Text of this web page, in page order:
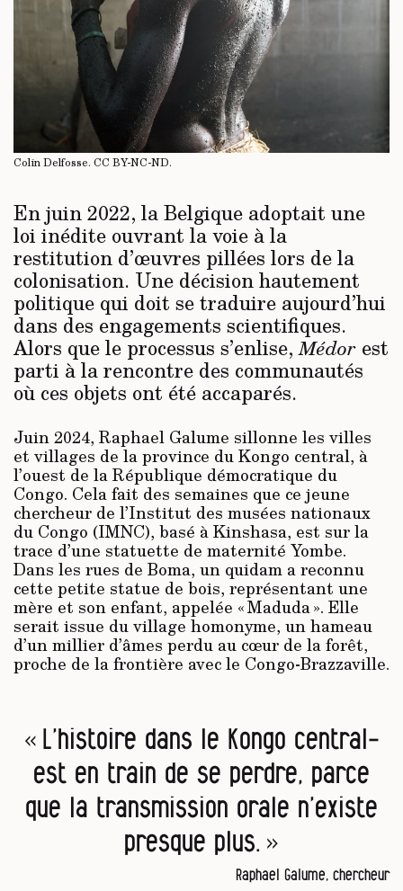
Colin Delfosse. CC BY-NC-ND.
En juin 2022, la Belgique adoptait une
loi inédite ouvrant la voie à la
restitution d’œuvres pillées lors de la
colonisation. Une décision hautement
politique qui doit se traduire aujourd’hui
dans des engagements scientifiques.
Alors que le processus s’enlise,Médor est
parti à la rencontre des communautés
où ces objets ont été accaparés.
Juin 2024, Raphael Galume sillonne les villes
et villages de la province du Kongo central, à
l’ouest de la République démocratique du
Congo. Cela fait des semaines que ce jeune
chercheur de l’Institut des musées nationaux
du Congo (IMNC), basé à Kinshasa, est sur la
trace d’une statuette de maternité Yombe.
Dans les rues de Boma, un quidam a reconnu
cette petite statue de bois, représentant une
mère et son enfant, appelée « Maduda ». Elle
serait issue du village homonyme, un hameau
d’un millier d’âmes perdu au cœur de la forêt,
proche de la frontière avec le Congo-Brazzaville.
« L’histoire dans le Kongo central­
est en train de se perdre, parce
que la transmission orale n’existe
presque plus. »
Raphael Galume, chercheur